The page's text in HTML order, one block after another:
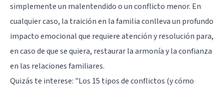
simplemente un malentendido o un conflicto menor. En
cualquier caso, la traición en la familia conlleva un profundo
impacto emocional que requiere atención y resolución para,
en caso de que se quiera, restaurar la armonía y la confianza
en las relaciones familiares.
Quizás te interese: "Los 15 tipos de conflictos (y cómo